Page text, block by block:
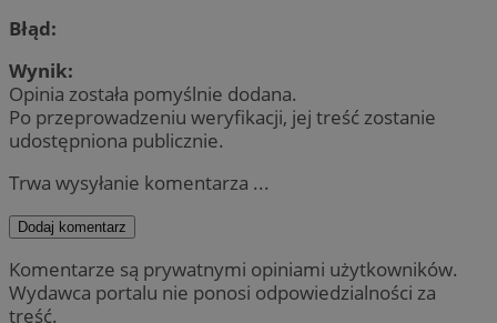
Błąd:
Wynik:
Opinia została pomyślnie dodana.
Po przeprowadzeniu weryfikacji, jej treść zostanie
udostępniona publicznie.
Trwa wysyłanie komentarza ...
Dodaj komentarz
Komentarze są prywatnymi opiniami użytkowników.
Wydawca portalu nie ponosi odpowiedzialności za
treść.